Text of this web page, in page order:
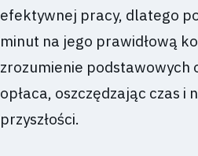
efektywnej pracy, dlatego
minut na jego prawidłową
zrozumienie podstawowych
opłaca, oszczędzając czas i
przyszłości.